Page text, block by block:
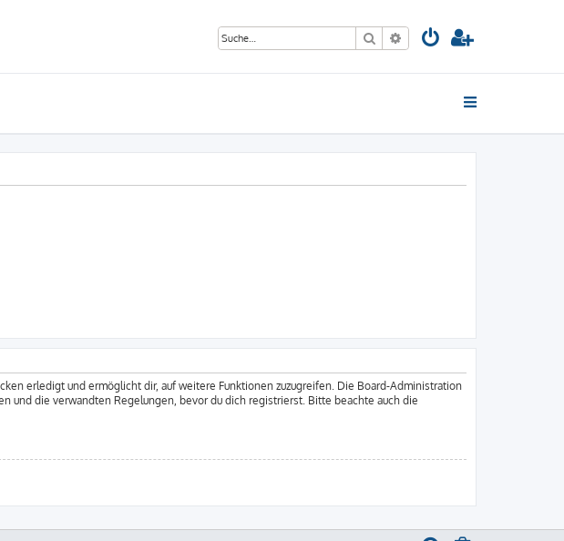
Suche Erweiterte Suche
erledigt und ermöglicht dir, auf weitere Funktionen zuzugreifen. Die Board-Administration
und die verwandten Regelungen, bevor du dich registrierst. Bitte beachte auch die